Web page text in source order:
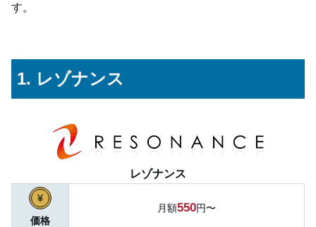
す。
1. レゾナンス
レゾナンス
価格
月額550円〜